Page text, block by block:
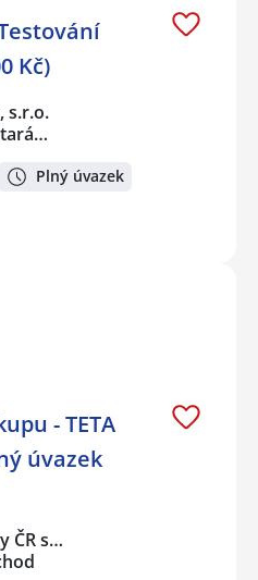
Kč)
s.r.o.
Plný úvazek
- TETA
úvazek
ČR s…